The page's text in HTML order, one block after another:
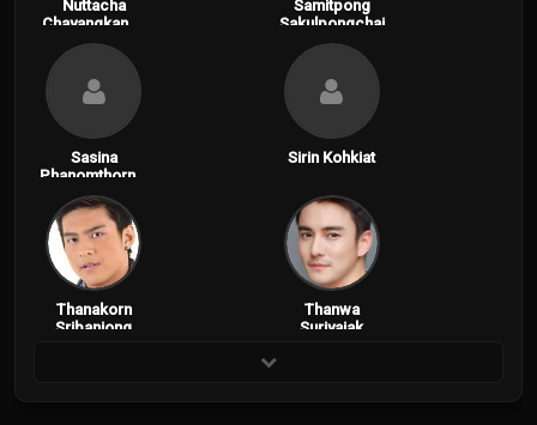
Nuttacha
Chayangkanon
t
Samitpong
Sakulpongchai
Sasina
Phanomthornni
tkul
Sirin Kohkiat
Thanakorn
Sribanjong
Thanwa
Suriyajak